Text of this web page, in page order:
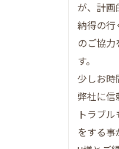
売主様が安
オークション形
オークション
釣鐘町エリ
プレミアム不
が、計画
納得の行
のご協
す。
少しお時
弊社に信
トラブ
をする事